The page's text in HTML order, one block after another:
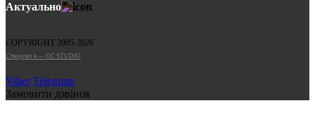
Актуально
COPYRIGHT 2005-2026
Cтворено в — OC STUDIO
Viber Telegram
Замовити дзвінок